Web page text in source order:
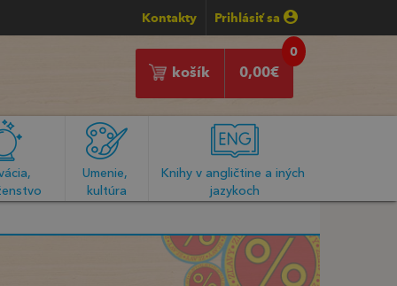
Kontakty Prihlásiť sa
0
0,00€
košík
Umenie,
kultúra
Knihy v angličtine a iných
jazykoch